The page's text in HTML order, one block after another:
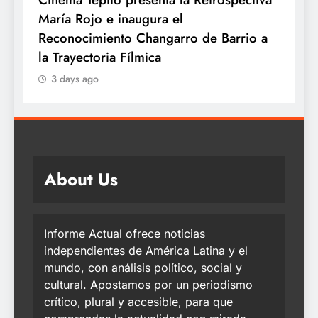
María Rojo e inaugura el
Reconocimiento Changarro de Barrio a
la Trayectoria Fílmica
3 days ago
About Us
Informe Actual ofrece noticias
independientes de América Latina y el
mundo, con análisis político, social y
cultural. Apostamos por un periodismo
crítico, plural y accesible, para que